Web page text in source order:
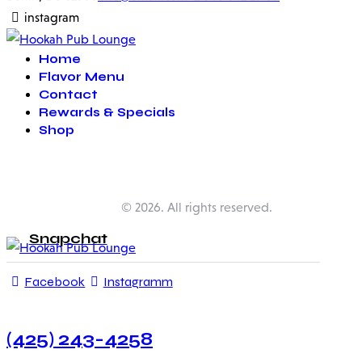
instagram
Home
Flavor Menu
Contact
Rewards & Specials
Shop
© 2026. All rights reserved.
Facebook Instagramm
Snapchat
(425) 243-4258